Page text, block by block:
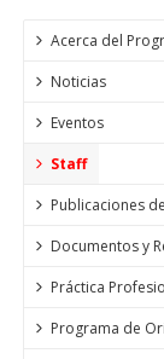
Acerca del
Noticias
Eventos
Staff
Publicaciones
Documentos y
Práctica
Programa de